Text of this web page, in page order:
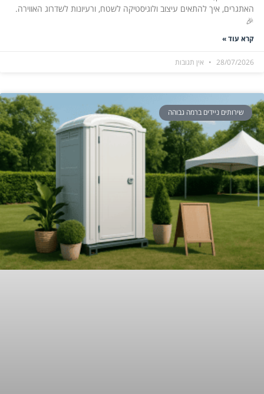
האתגרים, איך להתאים עיצוב ולוגיסטיקה לשטח, ורעיונות לשדרוג האווירה.
🎉
קרא עוד »
28/07/2026 אין תגובות
שירותים ניידים ברמה גבוהה